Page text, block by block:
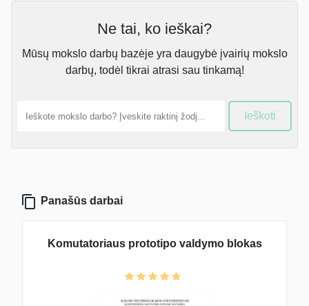
Ne tai, ko ieškai?
Mūsų mokslo darbų bazėje yra daugybė įvairių mokslo
darbų, todėl tikrai atrasi sau tinkamą!
Ieškoti
Panašūs darbai
Komutatoriaus prototipo valdymo blokas